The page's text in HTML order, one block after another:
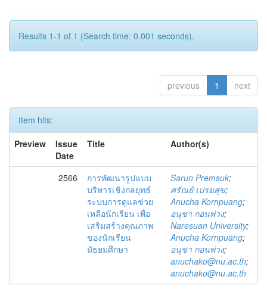
Results 1-1 of 1 (Search time: 0.001 seconds).
previous 1 next
Item hits:
Preview
Issue
Date
Title Author(s)
2566
การพัฒนารูปแบบ
บริหารเชิงกลยุทธ์
ระบบการดูแลช่วย
เหลือนักเรียน เพื่อ
เสริมสร้างคุณภาพ
ของนักเรียน
มัธยมศึกษา
Sarun Premsuk;
ศรัณย์ เปรมสุข;
Anucha Kornpuang;
อนุชา กอนพ่วง;
Naresuan University;
Anucha Kornpuang;
อนุชา กอนพ่วง;
anuchako@nu.ac.th;
anuchako@nu.ac.th